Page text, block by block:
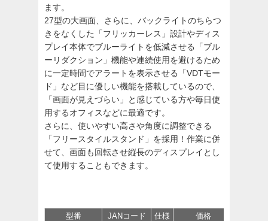
ます。
27型の大画面、さらに、バックライトのちらつ
きをなくした「フリッカーレス」設計やディス
プレイ本体でブルーライトを低減させる「ブル
ーリダクション」機能や連続使用を避けるため
に一定時間でアラートを表示させる「VDTモー
ド」など目に優しい機能を搭載しているので、
「画面が見えづらい」と感じている方や毎日使
用するオフィスなどに最適です。
さらに、使いやすい高さや角度に調整できる
「フリースタイルスタンド」を採用！作業に併
せて、画面も回転させ縦長のディスプレイとし
て使用することもできます。
型番 JANコード 仕様 価格